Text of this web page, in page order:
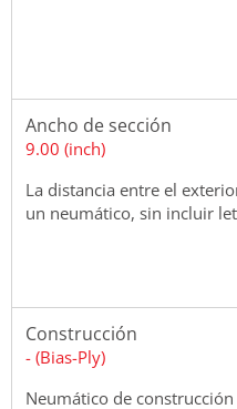
Ancho de sección
9.00 (inch)
La distancia entre el
un neumático, sin incluir
Construcción
- (Bias-Ply)
Neumático de